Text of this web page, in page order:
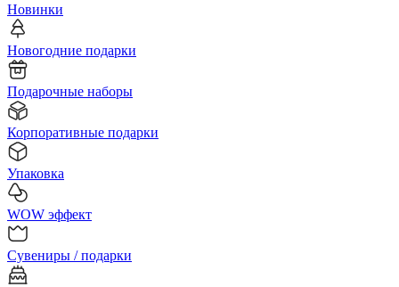
Новинки
Новогодние подарки
Подарочные наборы
Корпоративные подарки
Упаковка
WOW эффект
Сувениры / подарки